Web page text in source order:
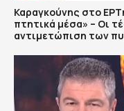
Καραγκούνης στο
πτητικά μέσα» – Οι
αντιμετώπιση των